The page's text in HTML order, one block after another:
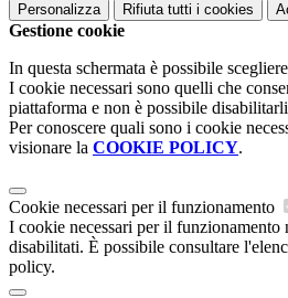
Personalizza Rifiuta tutti i cookies
Gestione cookie
In questa schermata è possibile
I cookie necessari sono quelli che
piattaforma e non è possibile
Per conoscere quali sono i cookie
visionare la COOKIE POLICY.
Cookie necessari per il funzionamento
I cookie necessari per il funzionamento
disabilitati. È possibile consultare
policy.